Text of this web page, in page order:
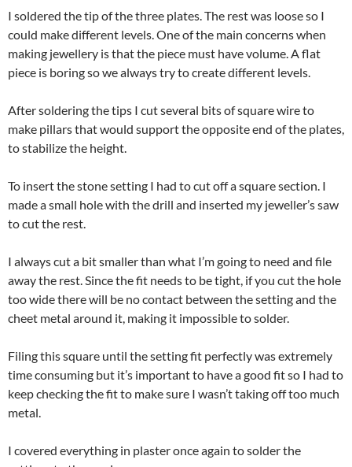
I soldered the tip of the three plates. The rest was loose so I
could make different levels. One of the main concerns when
making jewellery is that the piece must have volume. A flat
piece is boring so we always try to create different levels.
After soldering the tips I cut several bits of square wire to
make pillars that would support the opposite end of the plates,
to stabilize the height.
To insert the stone setting I had to cut off a square section. I
made a small hole with the drill and inserted my jeweller’s saw
to cut the rest.
I always cut a bit smaller than what I’m going to need and file
away the rest. Since the fit needs to be tight, if you cut the hole
too wide there will be no contact between the setting and the
cheet metal around it, making it impossible to solder.
Filing this square until the setting fit perfectly was extremely
time consuming but it’s important to have a good fit so I had to
keep checking the fit to make sure I wasn’t taking off too much
metal.
I covered everything in plaster once again to solder the